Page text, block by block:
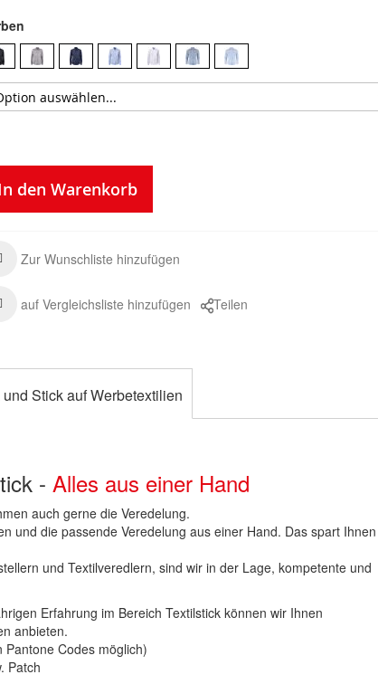
den Warenkorb
Zur Wunschliste hinzufügen
auf Vergleichsliste hinzufügen Teilen
und Stick auf Werbetextilien
-Alles aus einer Hand
auch gerne die Veredelung.
und die passende Veredelung aus einer Hand. Das spart Ihnen
und Textilveredlern, sind wir in der Lage, kompetente und
Erfahrung im Bereich Textilstick können wir Ihnen
anbieten.
Codes möglich)
Patch